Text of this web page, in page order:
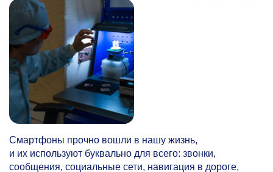
Смартфоны прочно вошли в нашу жизнь,
и их используют буквально для всего: звонки,
сообщения, социальные сети, навигация в дороге,